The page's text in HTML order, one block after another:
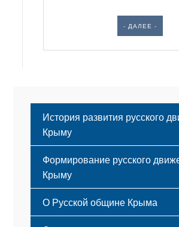
- ДАЛЕЕ -
История развития русского
Крыму
Формирование русского
Крыму
Русский Крым
О Русской общине Крыма
Этапы становления